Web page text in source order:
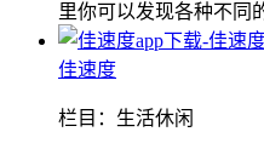
里你可以发现各种不同
佳速度
栏目： 生活休闲